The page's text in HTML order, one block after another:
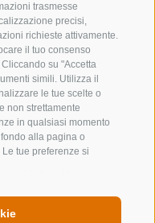
trasmesse
precisi,
richieste attivamente.
il tuo consenso
su "Accetta
simili. Utilizza il
le tue scelte o
non strettamente
in qualsiasi momento
alla pagina o
tue preferenze si
372
offerte